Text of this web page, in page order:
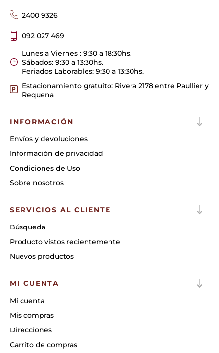
2400 9326
092 027 469
Lunes a Viernes : 9:30 a 18:30hs.
Sábados: 9:30 a 13:30hs.
Feriados Laborables: 9:30 a 13:30hs.
Estacionamiento gratuito: Rivera 2178 entre Paullier y
Requena
INFORMACIÓN
Envíos y devoluciones
Información de privacidad
Condiciones de Uso
Sobre nosotros
SERVICIOS AL CLIENTE
Búsqueda
Producto vistos recientemente
Nuevos productos
MI CUENTA
Mi cuenta
Mis compras
Direcciones
Carrito de compras